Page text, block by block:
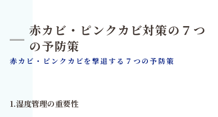
赤カビ・ピンクカビ対策の７つ
の予防策
赤カビ・ピンクカビを撃退する７つの予防策
1.湿度管理の重要性